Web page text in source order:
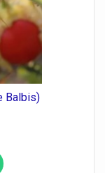
Balbis)